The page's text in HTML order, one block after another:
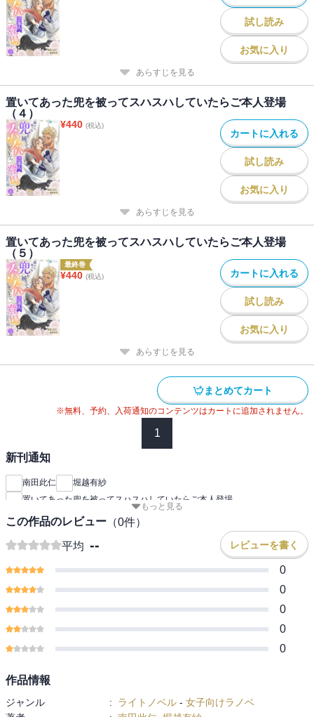
試し読み
お気に入り
あらすじを見る
置いてあった兜を被ってスハスハしていたらご本人登場
（４）
¥440 (税込)
カートに入れる
試し読み
お気に入り
あらすじを見る
置いてあった兜を被ってスハスハしていたらご本人登場
（５）
最終巻
¥440 (税込) カートに入れる
試し読み
お気に入り
あらすじを見る
まとめてカート
※無料、予約、入荷通知のコンテンツはカートに追加されません。
1
新刊通知
南田此仁
堀越有紗
置いてあった兜を被ってスハスハしていたらご本人登場
もっと見る
この作品のレビュー （0件）
平均 -- レビューを書く
0
0
0
0
0
作品情報
ジャンル : ライトノベル - 女子向けラノベ